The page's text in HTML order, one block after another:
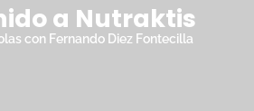
a Nutraktis
con Fernando Diez Fontecilla